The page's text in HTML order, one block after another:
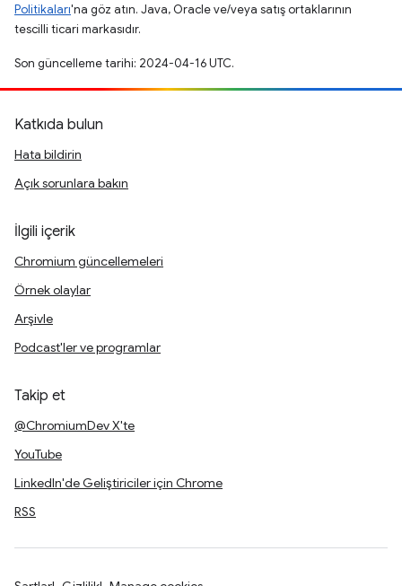
Politikaları'na göz atın. Java, Oracle ve/veya satış ortaklarının
tescilli ticari markasıdır.
Son güncelleme tarihi: 2024-04-16 UTC.
Katkıda bulun
Hata bildirin
Açık sorunlara bakın
İlgili içerik
Chromium güncellemeleri
Örnek olaylar
Arşivle
Podcast'ler ve programlar
Takip et
@ChromiumDev X'te
YouTube
LinkedIn'de Geliştiriciler için Chrome
RSS